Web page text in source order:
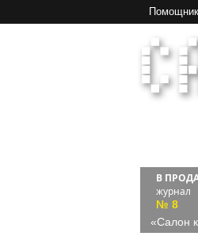
В
журнал
№ 8
«Салон